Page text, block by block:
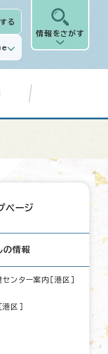
る
情報をさがす
ページ
の情報
ンター案内［港区］
区］